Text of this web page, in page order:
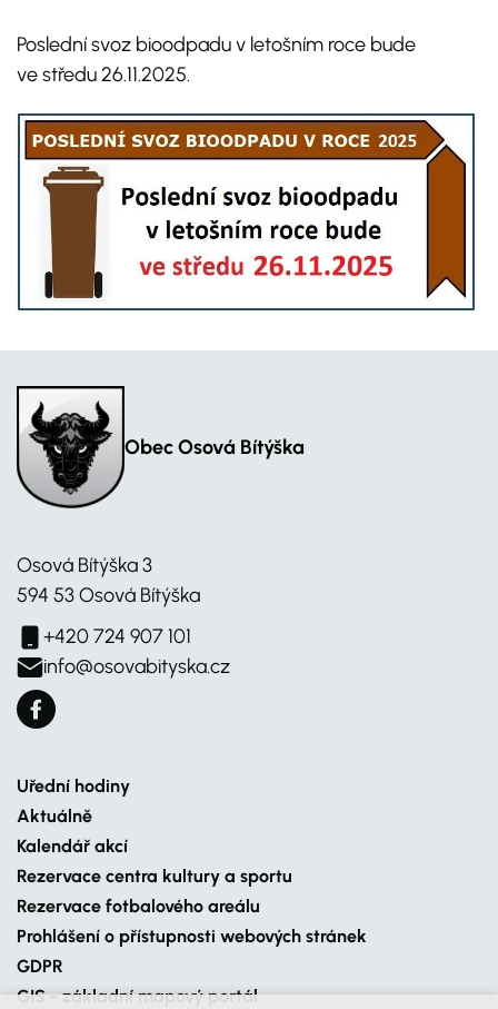
Poslední svoz bioodpadu v letošním roce bude
ve středu 26.11.2025.
Obec Osová Bítýška
Osová Bítýška 3
594 53 Osová Bítýška
+420 724 907 101
info@osovabityska.cz
Uřední hodiny
Aktuálně
Kalendář akcí
Rezervace centra kultury a sportu
Rezervace fotbalového areálu
Prohlášení o přístupnosti webových stránek
GDPR
GIS - základní mapový portál